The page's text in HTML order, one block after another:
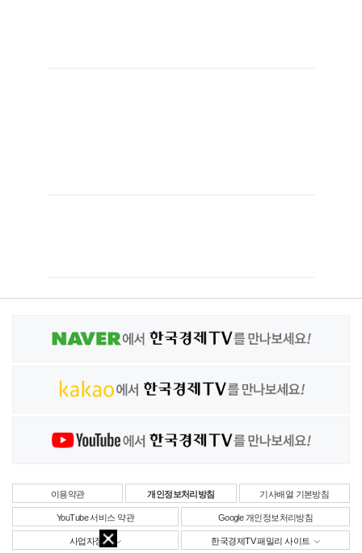
이용약관 개인정보처리방침 기사배열 기본방침
YouTube 서비스 약관 Google 개인정보처리방침
사업자정보 한국경제TV 패밀리 사이트